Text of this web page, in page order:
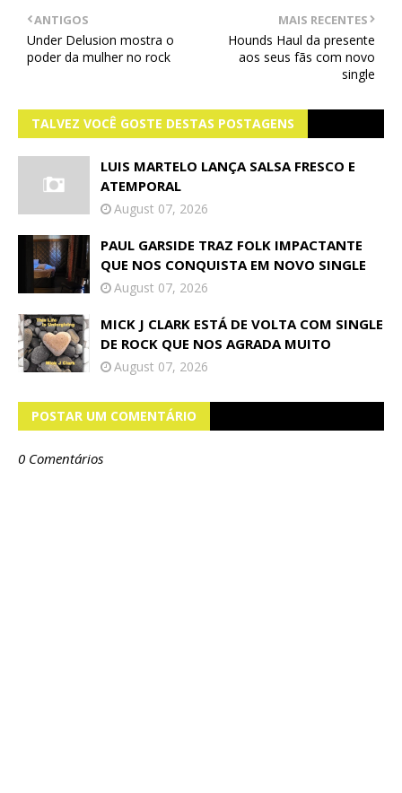
MAIS RECENTES
Hounds Haul da presente
aos seus fãs com novo
single
ANTIGOS
Under Delusion mostra o
poder da mulher no rock
TALVEZ VOCÊ GOSTE DESTAS POSTAGENS
LUIS MARTELO LANÇA SALSA FRESCO E
ATEMPORAL
August 07, 2026
PAUL GARSIDE TRAZ FOLK IMPACTANTE
QUE NOS CONQUISTA EM NOVO SINGLE
August 07, 2026
MICK J CLARK ESTÁ DE VOLTA COM SINGLE
DE ROCK QUE NOS AGRADA MUITO
August 07, 2026
POSTAR UM COMENTÁRIO
0 Comentários